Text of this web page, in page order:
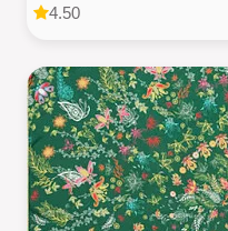
4.50